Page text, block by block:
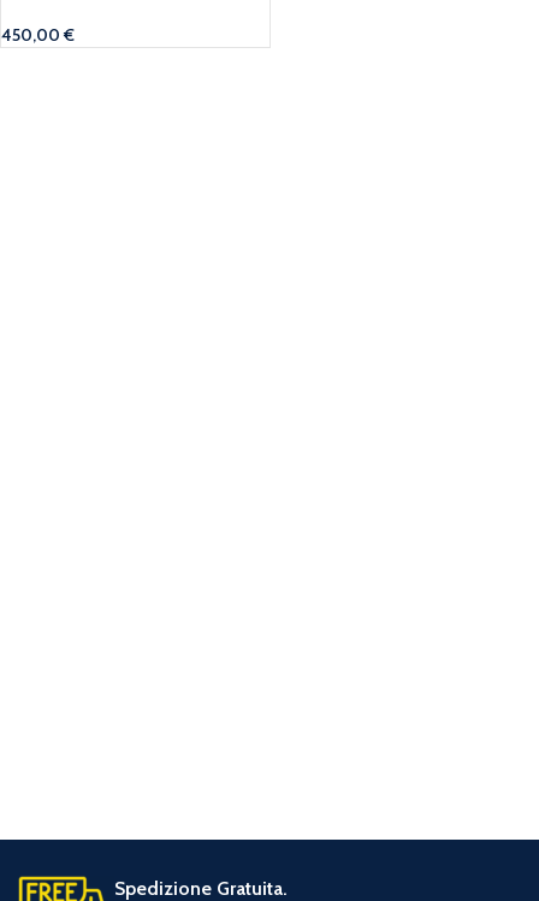
450,00€
Spedizione Gratuita.